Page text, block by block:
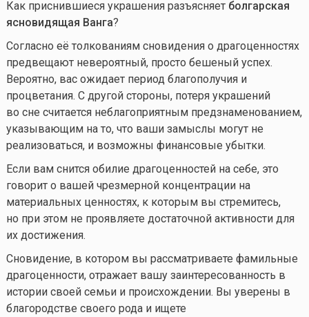
Как приснившиеся украшения разъясняет болгарская
ясновидящая Ванга?
Согласно её толкованиям сновидения о драгоценностях
предвещают невероятный, просто бешеный успех.
Вероятно, вас ожидает период благополучия и
процветания. С другой стороны, потеря украшений
во сне считается неблагоприятным предзнаменованием,
указывающим на то, что ваши замыслы могут не
реализоваться, и возможны финансовые убытки.
Если вам снится обилие драгоценностей на себе, это
говорит о вашей чрезмерной концентрации на
материальных ценностях, к которым вы стремитесь,
но при этом не проявляете достаточной активности для
их достижения.
Сновидение, в котором вы рассматриваете фамильные
драгоценности, отражает вашу заинтересованность в
истории своей семьи и происхождении. Вы уверены в
благородстве своего рода и ищете